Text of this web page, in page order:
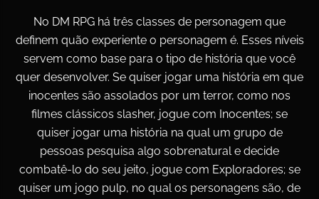
No DM RPG há três classes de personagem que
definem quão experiente o personagem é. Esses níveis
servem como base para o tipo de história que você
quer desenvolver. Se quiser jogar uma história em que
inocentes são assolados por um terror, como nos
filmes clássicos slasher, jogue com Inocentes; se
quiser jogar uma história na qual um grupo de
pessoas pesquisa algo sobrenatural e decide
combatê-lo do seu jeito, jogue com Exploradores; se
quiser um jogo pulp, no qual os personagens são, de